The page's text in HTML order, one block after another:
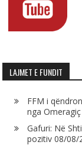
LAJMET E FUNDIT
FFM i
nga Omeragiç
Gafuri: Në
pozitiv 08/08/